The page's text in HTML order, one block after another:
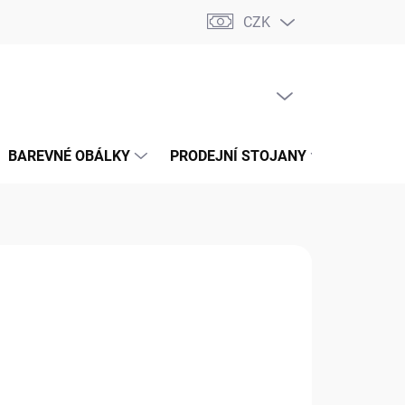
🔄 VRÁCENÍ ZBOŽÍ
CZK
BAREVNÉ OBÁLKY PRODEJNÍ STOJANY